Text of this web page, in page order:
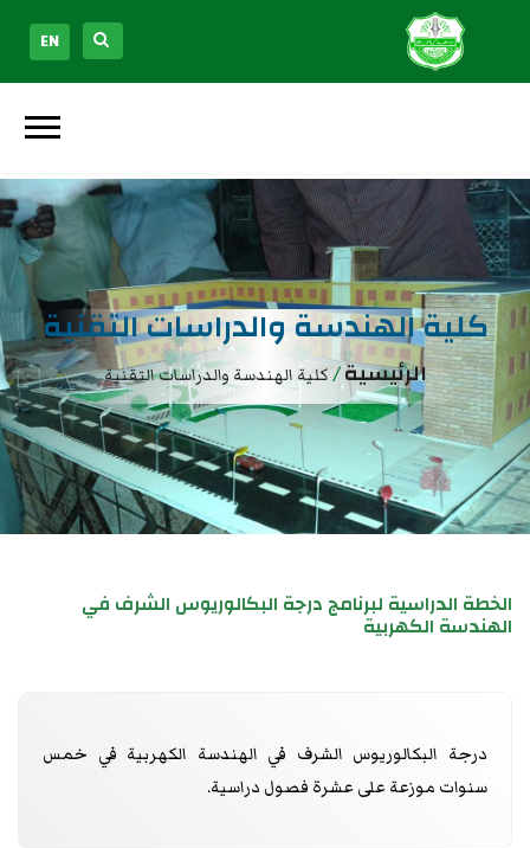
EN
كلية الهندسة والدراسات التقنية
الرئيسية/كلية الهندسة والدراسات التقنية
الخطة الدراسية لبرنامج درجة البكالوريوس الشرف في
الهندسة الكهربية
درجة البكالوريوس الشرف في الهندسة الكهربية في خمس
سنوات موزعة على عشرة فصول دراسية.